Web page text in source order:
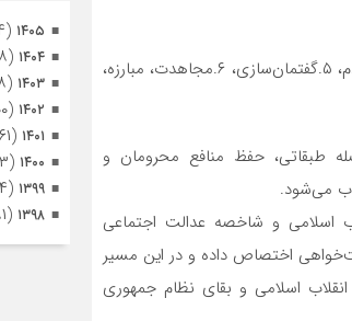
۱.قوانین عادلانه، ۲. ساختار عادلانه، ۳. مجریان عادل و باتقوی، ۴.نظارت و آگاهی مردم، ۵.گفتمان‌سازی، ۶.مجاهدت، مبارزه،
طبقاتی، حفظ منافع محرومان و
می‌شود.
اسلامی و شاخصه عدالت اجتماعی
اختصاص داده‌ و در این مسیر
اسلامی و بقای نظام جمهوری
۱۴۰۵ (۶۴)
۱۴۰۴ (۲۱۸)
۱۴۰۳ (۲۸۸)
۱۴۰۲ (۱۲۰۰)
۱۴۰۱ (۶۶۱)
۱۴۰۰ (۲۷۳)
۱۳۹۹ (۶۰۴)
۱۳۹۸ (۲۸۱)